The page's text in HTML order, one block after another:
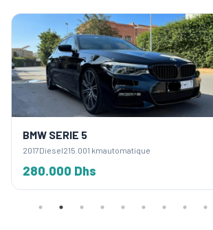
BMW SERIE 5
2017Diesel215.001 kmautomatique
280.000 Dhs